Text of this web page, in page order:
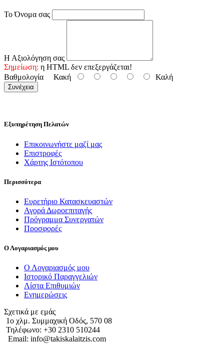
Το Όνομα σας
Η Αξιολόγηση σας
Σημείωση: η HTML δεν επεξεργάζεται!
Βαθμολογία Κακή Καλή
Συνέχεια
Εξυπηρέτηση Πελατών
Επικοινωνήστε μαζί μας
Επιστροφές
Χάρτης Ιστότοπου
Περισσότερα
Ευρετήριο Κατασκευαστών
Αγορά Δωροεπιταγής
Πρόγραμμα Συνεργατών
Προσφορές
Ο Λογαριασμός μου
Ο Λογαριασμός μου
Ιστορικό Παραγγελιών
Λίστα Επιθυμιών
Ενημερώσεις
Σχετικά με εμάς
1o χλμ. Συμμαχική Οδός, 570 08
Τηλέφωνο: +30 2310 510244
Email: info@takiskalaitzis.com